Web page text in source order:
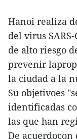
Hanoi realiza
del virus
de alto riesgo
prevenir
la ciudad a la
Su objetivoes
identificadas
las que han
De acuerdocon